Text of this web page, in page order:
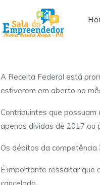
A Receita Federal está
estiverem em aberto no
Contribuintes que
apenas dívidas de 2017 ou
Os débitos da competência
É importante ressaltar que